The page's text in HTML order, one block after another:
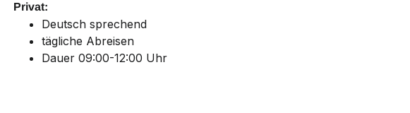
Privat:
Deutsch sprechend
tägliche Abreisen
Dauer 09:00-12:00 Uhr